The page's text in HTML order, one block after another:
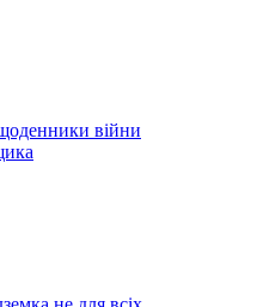
війни